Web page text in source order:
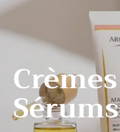
Sérums